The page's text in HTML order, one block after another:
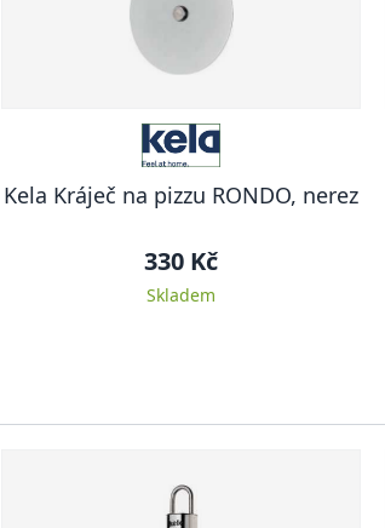
Kela Kráječ na pizzu RONDO, nerez
330 Kč
Skladem